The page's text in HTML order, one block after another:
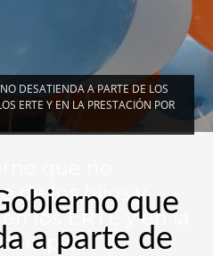
DESATIENDA A PARTE DE LOS
ERTE Y EN LA PRESTACIÓN POR
de los hijos y
los ERTE y en la
que
a parte de